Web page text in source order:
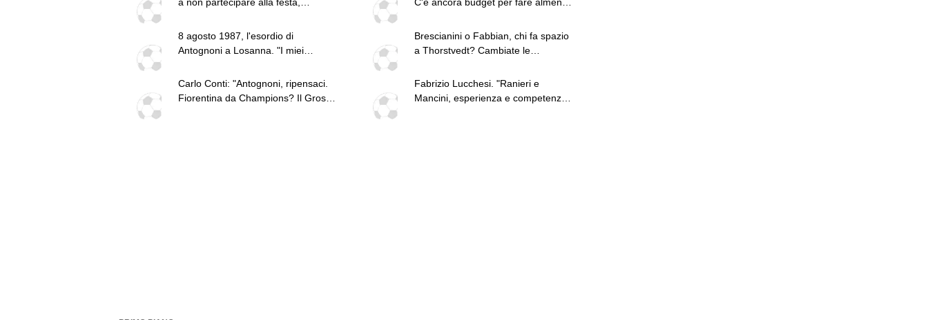
fatto in attacco: servono due esterni.
Piccoli, Pellegrino, la Fiorentina e il
8 agosto 1987, l'esordio di
Antognoni a Losanna. "I miei
Brescianini o Fabbian, chi fa spazio
a Thorstvedt? Cambiate le
Carlo Conti: "Antognoni, ripensaci.
Fiorentina da Champions? Il Grosso
Fabrizio Lucchesi. "Ranieri e
Mancini, esperienza e competenza